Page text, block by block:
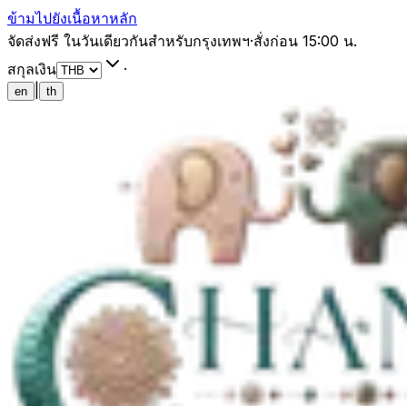
ข้ามไปยังเนื้อหาหลัก
จัดส่งฟรี ในวันเดียวกันสำหรับกรุงเทพฯ·สั่งก่อน 15:00 น.
สกุลเงิน
·
en th